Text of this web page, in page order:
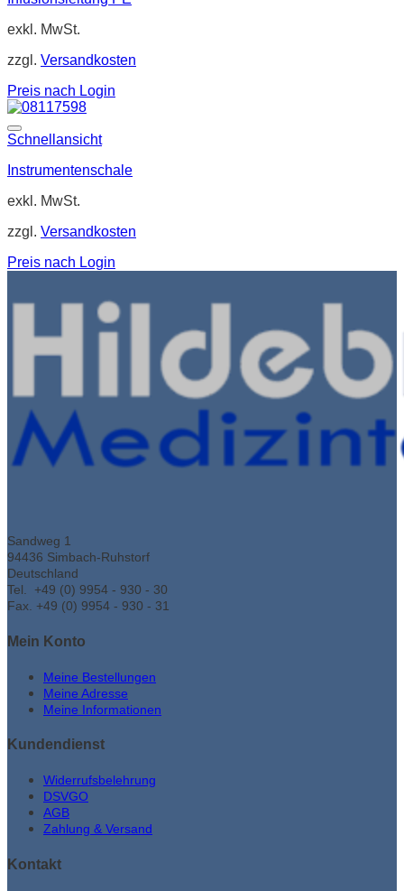
exkl. MwSt.
zzgl. Versandkosten
Preis nach Login
Schnellansicht
Instrumentenschale
exkl. MwSt.
zzgl. Versandkosten
Preis nach Login
Sandweg 1
94436 Simbach-Ruhstorf
Deutschland
Tel. +49 (0) 9954 - 930 - 30
Fax. +49 (0) 9954 - 930 - 31
Mein Konto
Meine Bestellungen
Meine Adresse
Meine Informationen
Kundendienst
Widerrufsbelehrung
DSVGO
AGB
Zahlung & Versand
Kontakt